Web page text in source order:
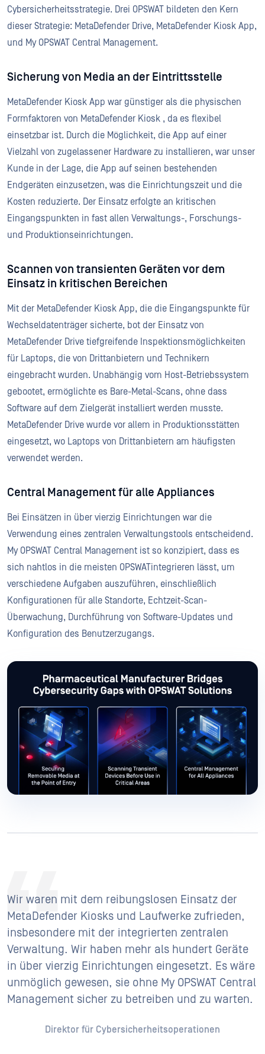
Cybersicherheitsstrategie. Drei OPSWAT bildeten den Kern
dieser Strategie: MetaDefender Drive, MetaDefender Kiosk App,
und My OPSWAT Central Management.
Sicherung von Media an der Eintrittsstelle
MetaDefender Kiosk App war günstiger als die physischen
Formfaktoren von MetaDefender Kiosk , da es flexibel
einsetzbar ist. Durch die Möglichkeit, die App auf einer
Vielzahl von zugelassener Hardware zu installieren, war unser
Kunde in der Lage, die App auf seinen bestehenden
Endgeräten einzusetzen, was die Einrichtungszeit und die
Kosten reduzierte. Der Einsatz erfolgte an kritischen
Eingangspunkten in fast allen Verwaltungs-, Forschungs-
und Produktionseinrichtungen.
Scannen von transienten Geräten vor dem
Einsatz in kritischen Bereichen
Mit der MetaDefender Kiosk App, die die Eingangspunkte für
Wechseldatenträger sicherte, bot der Einsatz von
MetaDefender Drive tiefgreifende Inspektionsmöglichkeiten
für Laptops, die von Drittanbietern und Technikern
eingebracht wurden. Unabhängig vom Host-Betriebssystem
gebootet, ermöglichte es Bare-Metal-Scans, ohne dass
Software auf dem Zielgerät installiert werden musste.
MetaDefender Drive wurde vor allem in Produktionsstätten
eingesetzt, wo Laptops von Drittanbietern am häufigsten
verwendet werden.
Central Management für alle Appliances
Bei Einsätzen in über vierzig Einrichtungen war die
Verwendung eines zentralen Verwaltungstools entscheidend.
My OPSWAT Central Management ist so konzipiert, dass es
sich nahtlos in die meisten OPSWATintegrieren lässt, um
verschiedene Aufgaben auszuführen, einschließlich
Konfigurationen für alle Standorte, Echtzeit-Scan-
Überwachung, Durchführung von Software-Updates und
Konfiguration des Benutzerzugangs.
Wir waren mit dem reibungslosen Einsatz der
MetaDefender Kiosks und Laufwerke zufrieden,
insbesondere mit der integrierten zentralen
Verwaltung. Wir haben mehr als hundert Geräte
in über vierzig Einrichtungen eingesetzt. Es wäre
unmöglich gewesen, sie ohne My OPSWAT Central
Management sicher zu betreiben und zu warten.
Direktor für Cybersicherheitsoperationen